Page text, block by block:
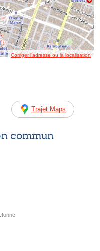
Corriger l’adresse ou la localisation
Trajet Maps
commun